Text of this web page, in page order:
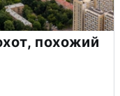
похожий